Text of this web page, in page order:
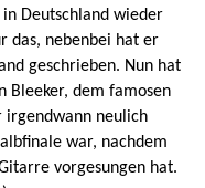
Deutschland wieder
das, nebenbei hat er
geschrieben. Nun hat
Bleeker, dem famosen
irgendwann neulich
war, nachdem
vorgesungen hat.